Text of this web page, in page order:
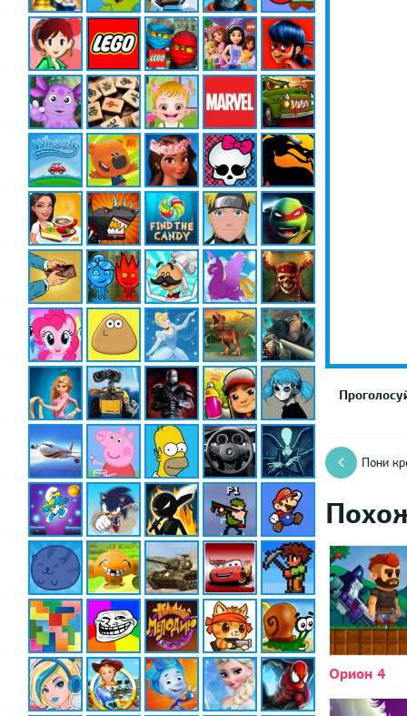
Пони
Орион 4